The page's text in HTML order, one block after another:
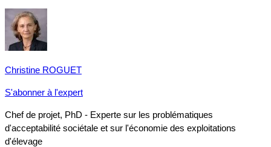
Christine ROGUET
S'abonner à l'expert
Chef de projet, PhD - Experte sur les problématiques
d'acceptabilité sociétale et sur l'économie des exploitations
d'élevage